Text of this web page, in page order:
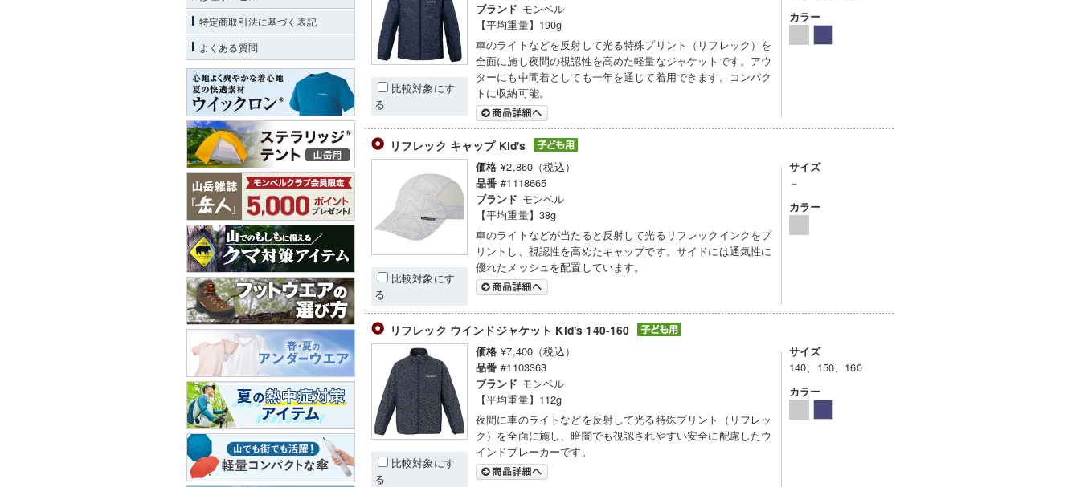
比較対象にす
る
ブランド モンベル
【平均重量】190g
車のライトなどを反射して光る特殊プリント（リフレック）を
全面に施し夜間の視認性を高めた軽量なジャケットです。アウ
ターにも中間着としても一年を通じて着用できます。コンパク
トに収納可能。
カラー
リフレック キャップ Kid's
比較対象にす
る
価格 ¥2,860（税込）
品番 #1118665
ブランド モンベル
【平均重量】38g
車のライトなどが当たると反射して光るリフレックインクをプ
リントし、視認性を高めたキャップです。サイドには通気性に
優れたメッシュを配置しています。
サイズ
－
カラー
リフレック ウインドジャケット Kid's 140-160
比較対象にす
る
価格 ¥7,400（税込）
品番 #1103363
ブランド モンベル
【平均重量】112g
夜間に車のライトなどを反射して光る特殊プリント（リフレッ
ク）を全面に施し、暗闇でも視認されやすい安全に配慮したウ
インドブレーカーです。
サイズ
140、150、160
カラー
特定商取引法に基づく表記
よくある質問